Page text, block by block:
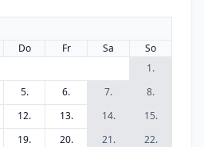
Do Fr Sa
So
1.
5. 6. 7.
8.
12. 13. 14.
15.
19. 20. 21.
22.